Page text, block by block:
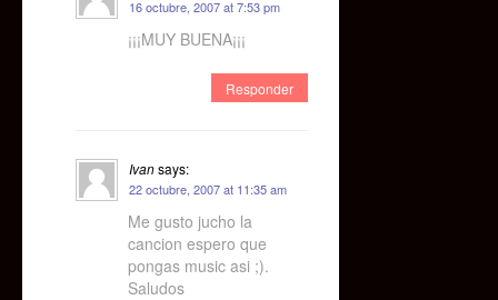
16 octubre, 2007 at 7:53 pm
¡¡¡MUY BUENA¡¡¡
Responder
Ivansays:
22 octubre, 2007 at 11:35 am
Me gusto jucho la
cancion espero que
pongas music asi ;).
Saludos